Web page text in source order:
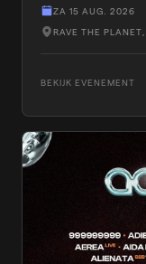
ZA 15 AUG. 2026
RAVE THE PLANET
BEKIJK EVENEMENT